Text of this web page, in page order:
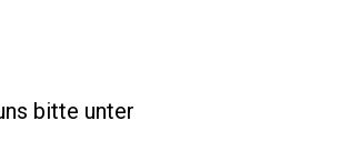
bitte unter